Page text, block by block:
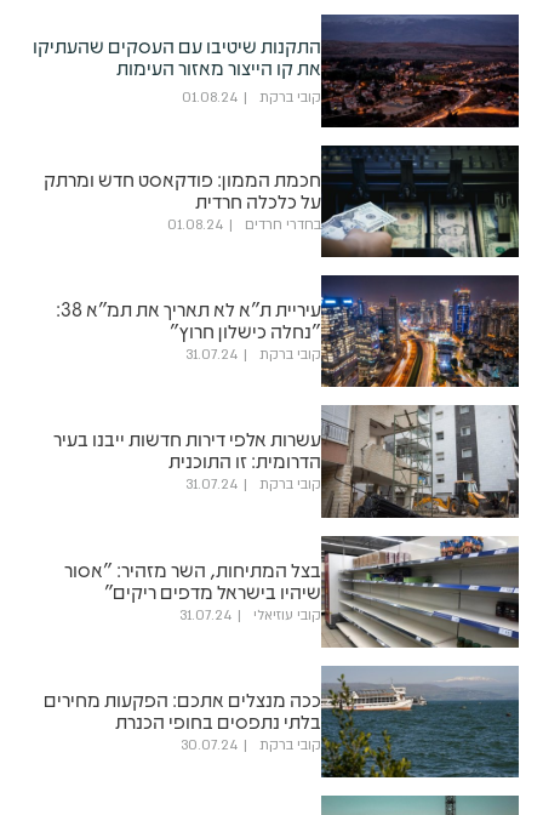
התקנות שיטיבו עם העסקים שהעתיקו
את קו הייצור מאזור העימות
קובי ברקת 01.08.24
חכמת הממון: פודקאסט חדש ומרתק
על כלכלה חרדית
בחדרי חרדים 01.08.24
עיריית ת"א לא תאריך את תמ"א 38:
"נחלה כישלון חרוץ"
קובי ברקת 31.07.24
עשרות אלפי דירות חדשות ייבנו בעיר
הדרומית: זו התוכנית
קובי ברקת 31.07.24
בצל המתיחות, השר מזהיר: "אסור
שיהיו בישראל מדפים ריקים"
קובי עוזיאלי 31.07.24
ככה מנצלים אתכם: הפקעות מחירים
בלתי נתפסים בחופי הכנרת
קובי ברקת 30.07.24